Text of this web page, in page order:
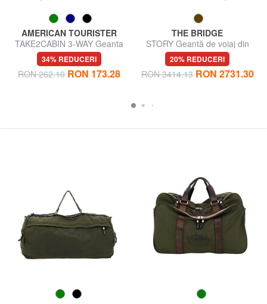
AMERICAN TOURISTER
TAKE2CABIN 3-WAY Geanta
rucsac sub scaun ok Ryanair
34% REDUCERI
RON 262.10 RON 173.28
THE BRIDGE
STORY Geantă de voiaj din
piele
20% REDUCERI
RON 3414.13 RON 2731.30